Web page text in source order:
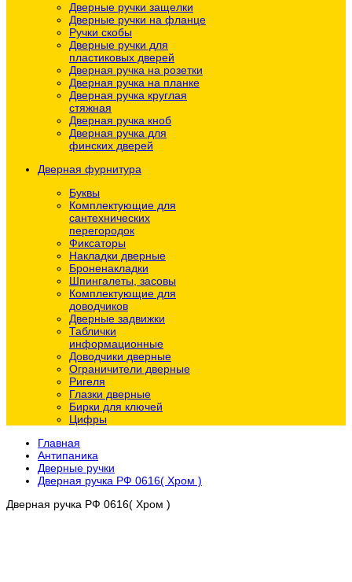
Дверные ручки защелки
Дверные ручки на фланце
Ручки скобы
Дверные ручки для
пластиковых дверей
Дверная ручка на розетки
Дверная ручка на планке
Дверная ручка круглая
стяжная
Дверная ручка кноб
Дверная ручка для
финских дверей
Дверная фурнитура
Буквы
Комплектующие для
сантехнических
перегородок
Фиксаторы
Накладки дверные
Броненакладки
Шпингалеты, засовы
Комплектующие для
доводчиков
Дверные задвижки
Таблички
информационные
Доводчики дверные
Ограничители дверные
Ригеля
Глазки дверные
Бирки для ключей
Цифры
Главная
Антипаника
Дверные ручки
Дверная ручка РФ 0616( Хром )
Дверная ручка РФ 0616( Хром )